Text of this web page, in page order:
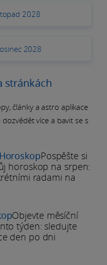
2028
2028
stránkách
články a astro aplikace
více a bavit se s
Pospěšte si
horoskop na srpen:
radami na
Objevte měsíční
týden: sledujte
den po dni